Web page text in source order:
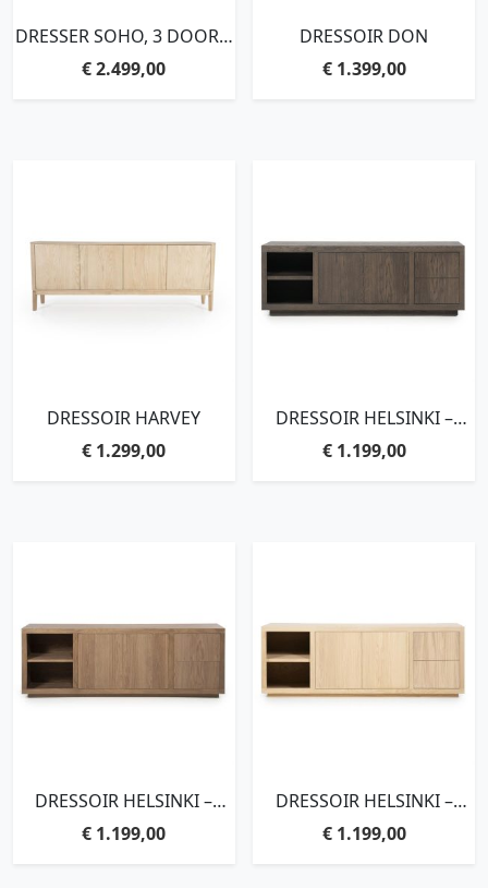
DRESSER SOHO, 3 DOORS,
3 DRAWERS,85X200X45
CM, RECYCLED
€2.499,00
DRESSOIR DON
€1.399,00
DRESSOIR HARVEY
€ 1.299,00
DRESSOIR HELSINKI –
BRUIN
€1.199,00
DRESSOIR HELSINKI –
LICHTBRUIN
€ 1.199,00
DRESSOIR HELSINKI –
NATUREL
€1.199,00